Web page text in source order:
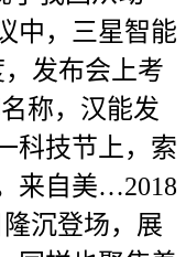
中，三星智能
发布会上考
称，汉能发
科技节上，索
来自美…2018
沉登场，展